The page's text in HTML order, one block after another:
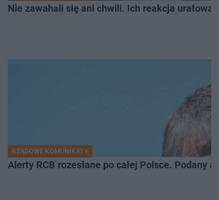
Nie zawahali się ani chwili. Ich reakcja
RZĄDOWE KOMUNIKATY
Alerty RCB rozesłane po całej Polsce. Podany